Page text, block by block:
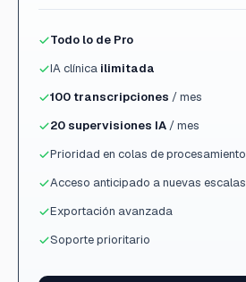
Todo lo de Pro
IA clínica ilimitada
100 transcripciones / mes
20 supervisiones IA / mes
Prioridad en colas de procesamiento
Acceso anticipado a nuevas escalas
Exportación avanzada
Soporte prioritario